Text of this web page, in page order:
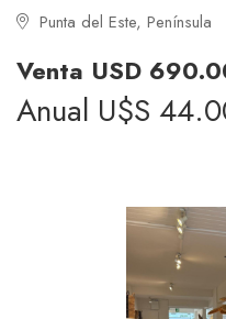
Punta del Este, Península
Venta USD
Anual U$S